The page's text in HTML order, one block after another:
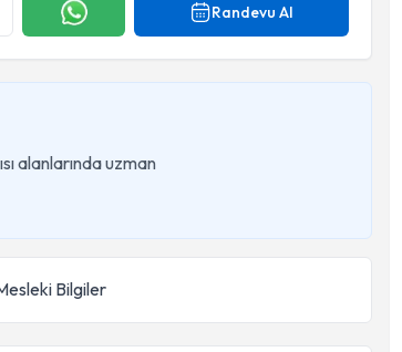
Randevu Al
alanlarında uzman
Bilgiler